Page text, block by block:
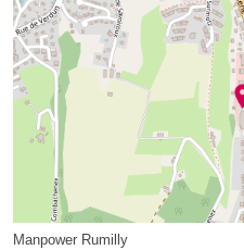
Manpower Rumilly